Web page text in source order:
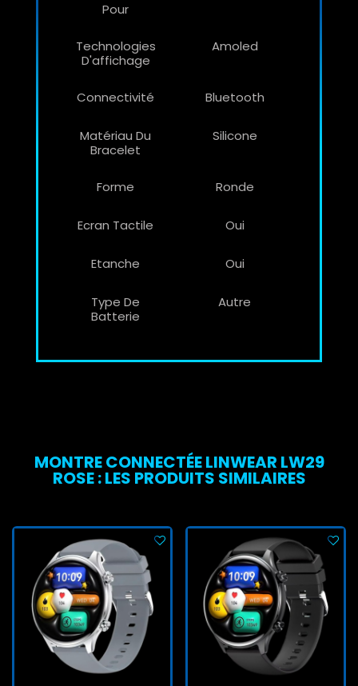
Pour
Technologies
D'affichage
Amoled
Connectivité Bluetooth
Matériau Du
Bracelet
Silicone
Forme Ronde
Ecran Tactile Oui
Etanche Oui
Type De
Batterie
Autre
MONTRE CONNECTÉE LINWEAR LW29
ROSE : LES PRODUITS SIMILAIRES